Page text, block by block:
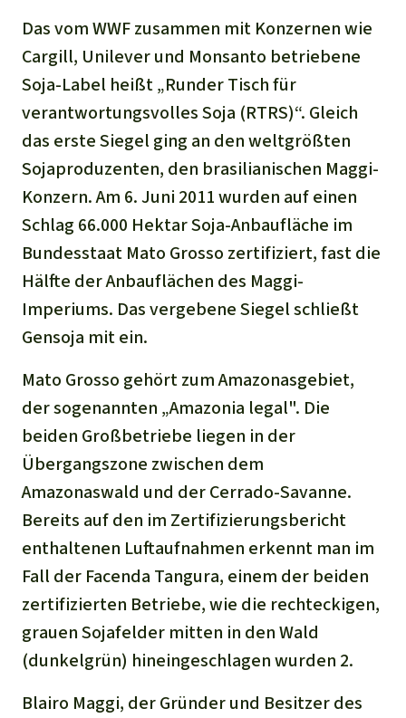
Das vom WWF zusammen mit Konzernen wie
Cargill, Unilever und Monsanto betriebene
Soja-Label heißt „Runder Tisch für
verantwortungsvolles Soja (RTRS)“. Gleich
das erste Siegel ging an den weltgrößten
Sojaproduzenten, den brasilianischen Maggi-
Konzern. Am 6. Juni 2011 wurden auf einen
Schlag 66.000 Hektar Soja-Anbaufläche im
Bundesstaat Mato Grosso zertifiziert, fast die
Hälfte der Anbauflächen des Maggi-
Imperiums. Das vergebene Siegel schließt
Gensoja mit ein.
Mato Grosso gehört zum Amazonasgebiet,
der sogenannten „Amazonia legal". Die
beiden Großbetriebe liegen in der
Übergangszone zwischen dem
Amazonaswald und der Cerrado-Savanne.
Bereits auf den im Zertifizierungsbericht
enthaltenen Luftaufnahmen erkennt man im
Fall der Facenda Tangura, einem der beiden
zertifizierten Betriebe, wie die rechteckigen,
grauen Sojafelder mitten in den Wald
(dunkelgrün) hineingeschlagen wurden 2.
Blairo Maggi, der Gründer und Besitzer des